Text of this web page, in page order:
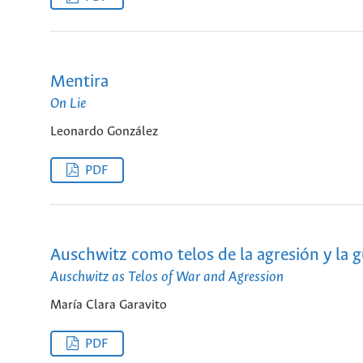
Mentira
On Lie
Leonardo González
PDF
Auschwitz como telos de la agresión y la
Auschwitz as Telos of War and Agression
María Clara Garavito
PDF